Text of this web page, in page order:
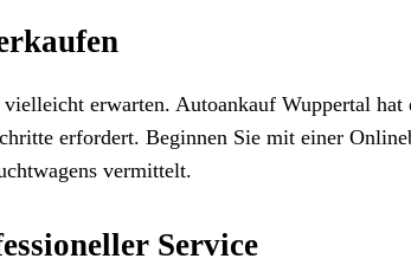
erwarten. Autoankauf Wuppertal hat
erfordert. Beginnen Sie mit einer
vermittelt.
Service